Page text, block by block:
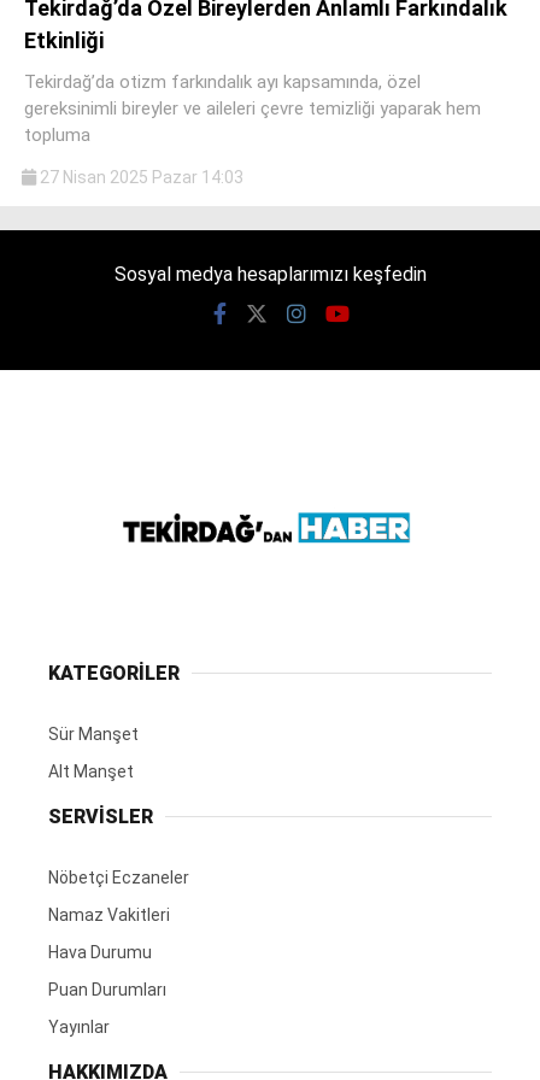
Facebook
Tekirdağ’da Özel Bireylerden Anlamlı Farkındalık
Etkinliği
Tekirdağ’da otizm farkındalık ayı kapsamında, özel
gereksinimli bireyler ve aileleri çevre temizliği yaparak hem
topluma
27 Nisan 2025 Pazar 14:03
Sosyal medya hesaplarımızı keşfedin
KATEGORİLER
Sür Manşet
Alt Manşet
SERVİSLER
Nöbetçi Eczaneler
Namaz Vakitleri
Hava Durumu
Puan Durumları
Yayınlar
HAKKIMIZDA